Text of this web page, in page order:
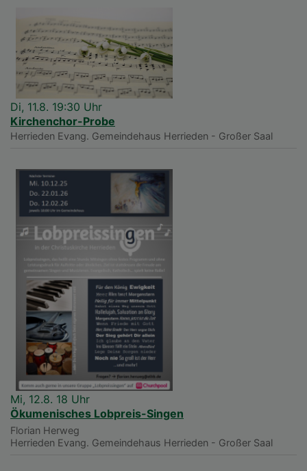
Di, 11.8. 19:30 Uhr
Kirchenchor-Probe
Herrieden Evang. Gemeindehaus Herrieden - Großer Saal
Mi, 12.8. 18 Uhr
Ökumenisches Lobpreis-Singen
Florian Herweg
Herrieden Evang. Gemeindehaus Herrieden - Großer Saal